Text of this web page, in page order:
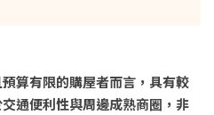
算有限的購屋者而言，具有較
通便利性與周邊成熟商圈，非